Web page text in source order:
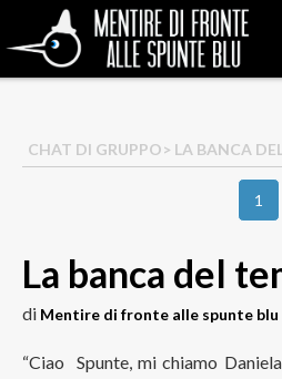
CHAT DI GRUPPO> LA BANCA
1
La banca del
di Mentire di fronte alle spunte blu
“Ciao
Spunte, mi chiamo